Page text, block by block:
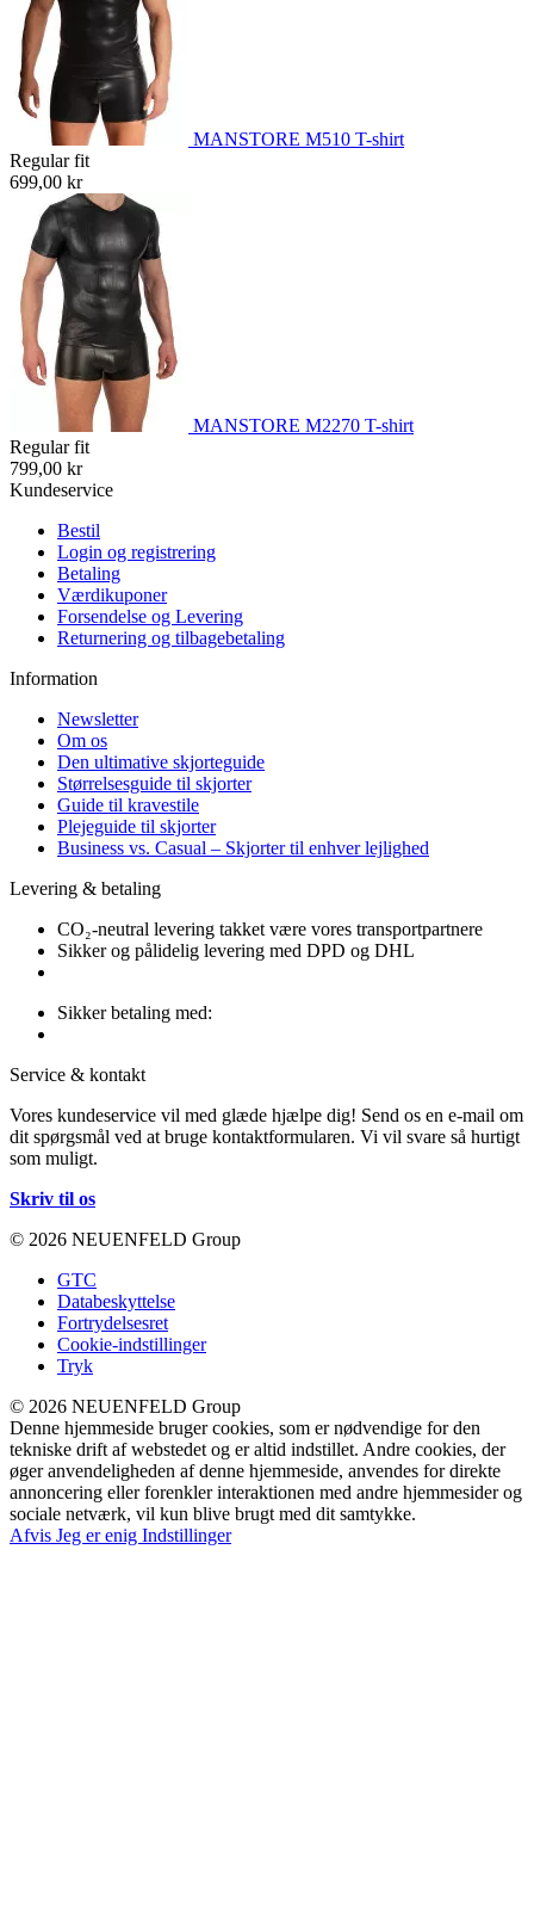
MANSTORE M510 T-shirt
Regular fit
699,00 kr
MANSTORE M2270 T-shirt
Regular fit
799,00 kr
Kundeservice
Bestil
Login og registrering
Betaling
Værdikuponer
Forsendelse og Levering
Returnering og tilbagebetaling
Information
Newsletter
Om os
Den ultimative skjorteguide
Størrelsesguide til skjorter
Guide til kravestile
Plejeguide til skjorter
Business vs. Casual – Skjorter til enhver lejlighed
Levering & betaling
CO₂-neutral levering takket være vores transportpartnere
Sikker og pålidelig levering med DPD og DHL
Sikker betaling med:
Service & kontakt
Vores kundeservice vil med glæde hjælpe dig! Send os en e-mail om
dit spørgsmål ved at bruge kontaktformularen. Vi vil svare så hurtigt
som muligt.
Skriv til os
© 2026 NEUENFELD Group
GTC
Databeskyttelse
Fortrydelsesret
Cookie-indstillinger
Tryk
© 2026 NEUENFELD Group
Denne hjemmeside bruger cookies, som er nødvendige for den
tekniske drift af webstedet og er altid indstillet. Andre cookies, der
øger anvendeligheden af denne hjemmeside, anvendes for direkte
annoncering eller forenkler interaktionen med andre hjemmesider og
sociale netværk, vil kun blive brugt med dit samtykke.
Afvis Jeg er enig Indstillinger